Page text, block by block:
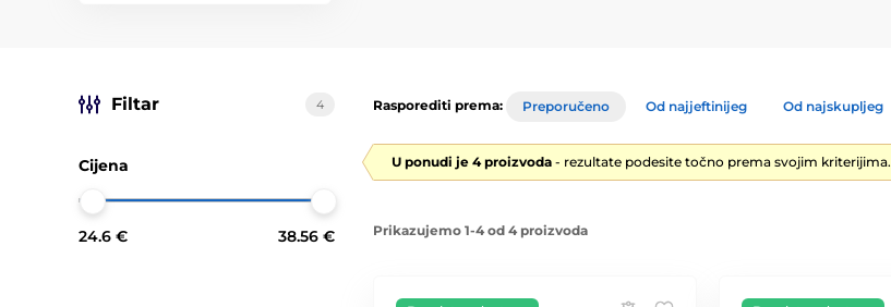
Filtar 4
Cijena
24.6 € 38.56 €
Rasporediti prema: Preporučeno Od najjeftinijeg Od najskupljeg
U ponudi je 4 proizvoda - rezultate podesite točno prema svojim kriterijima.
Prikazujemo 1-4 od 4 proizvoda